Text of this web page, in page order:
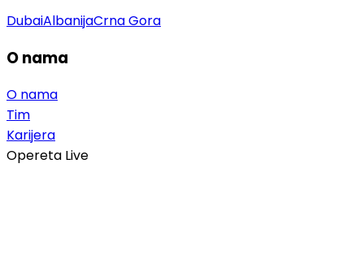
DubaiAlbanijaCrna Gora
O nama
O nama
Tim
Karijera
Opereta Live